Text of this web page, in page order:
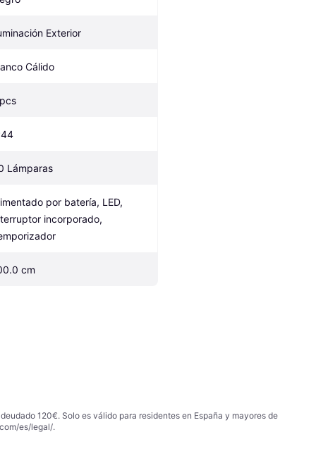
Exterior
Cálido
Lámparas
por batería, LED,
incorporado,
cm
120€. Solo es válido para residentes en España y mayores de
es/legal/.